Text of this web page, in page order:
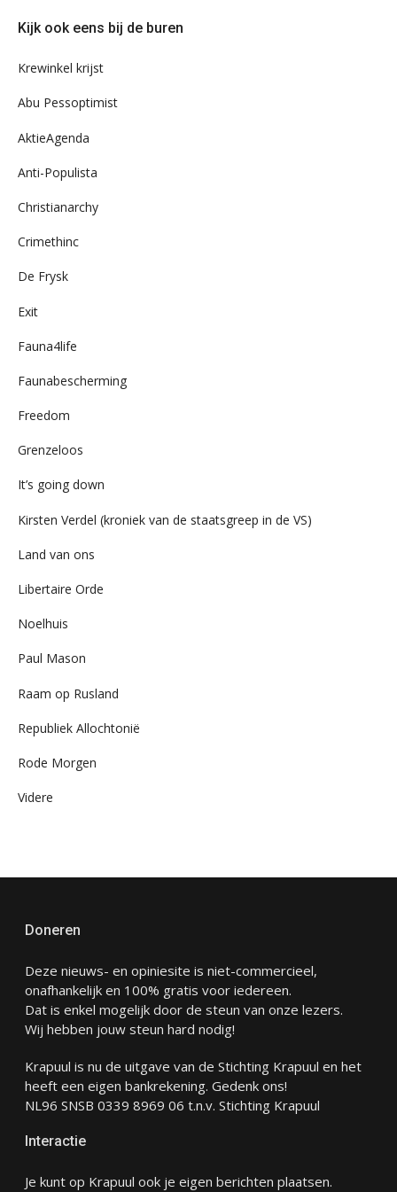
ons
Kijk ook eens bij de buren
Krewinkel krijst
Abu Pessoptimist
AktieAgenda
Anti-Populista
Christianarchy
Crimethinc
De Frysk
Exit
Fauna4life
Faunabescherming
Freedom
Grenzeloos
It’s going down
Kirsten Verdel (kroniek van de staatsgreep in de VS)
Land van ons
Libertaire Orde
Noelhuis
Paul Mason
Raam op Rusland
Republiek Allochtonië
Rode Morgen
Videre
Doneren
Deze nieuws- en opiniesite is niet-commercieel,
onafhankelijk en 100% gratis voor iedereen.
Dat is enkel mogelijk door de steun van onze lezers.
Wij hebben jouw steun hard nodig!
Krapuul is nu de uitgave van de Stichting Krapuul en het
heeft een eigen bankrekening. Gedenk ons!
NL96 SNSB 0339 8969 06 t.n.v. Stichting Krapuul
Interactie
Je kunt op Krapuul ook je eigen berichten plaatsen.